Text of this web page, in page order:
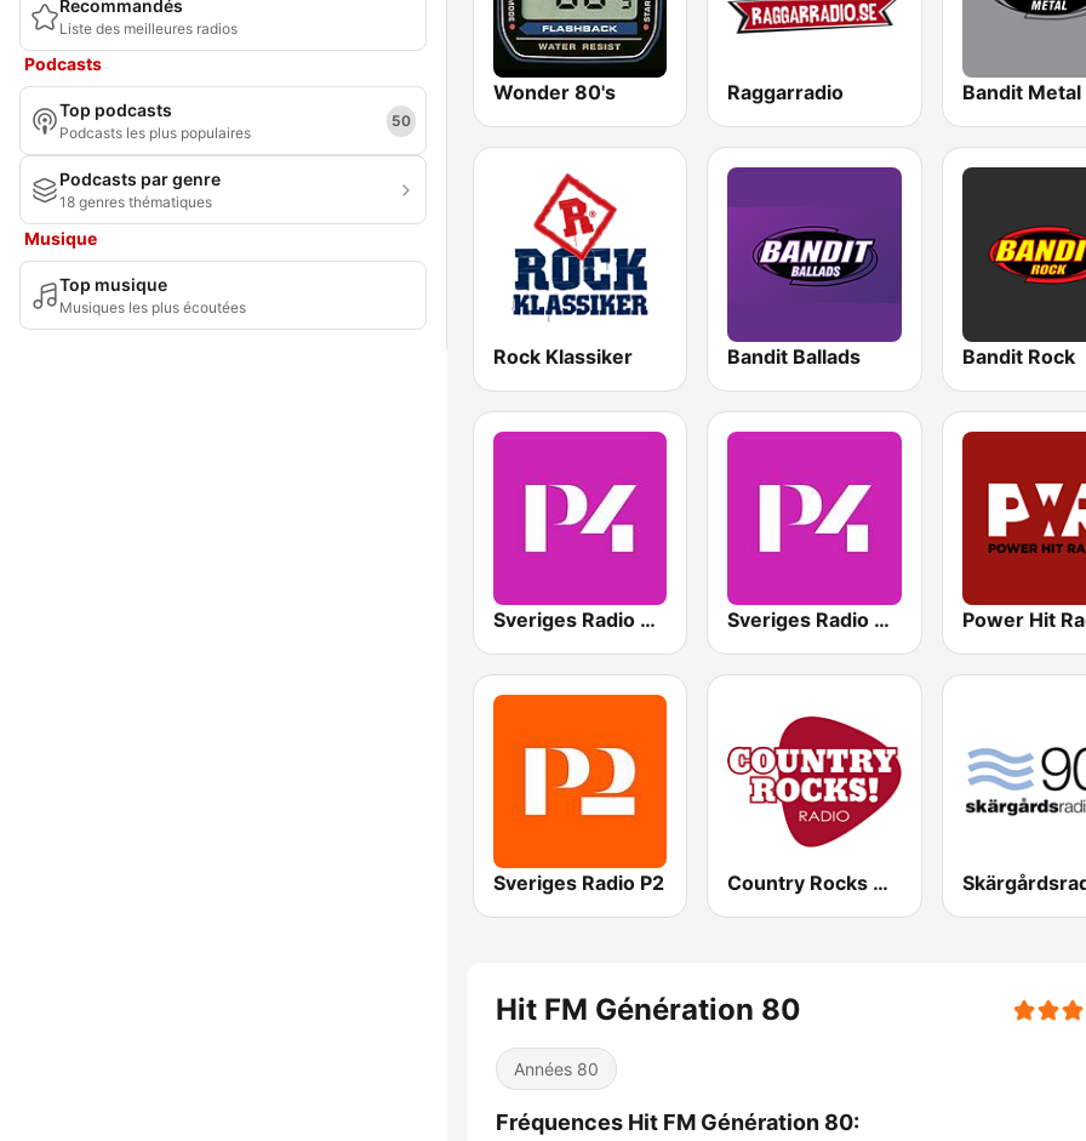
Recommandés
Liste des meilleures radios
Podcasts
Top podcasts
Podcasts les plus populaires
50
Podcasts par genre
18 genres thématiques
Musique
Top musique
Musiques les plus écoutées
Wonder 80's Raggarradio Bandit Metal
Rock Klassiker Bandit Ballads Bandit Rock
Sveriges Radio P4 Jönköping Sveriges Radio P4 Uppland Power Hit
Sveriges Radio P2 Country Rocks Radio
Hit FM Génération 80
Années 80
Fréquences Hit FM Génération 80: